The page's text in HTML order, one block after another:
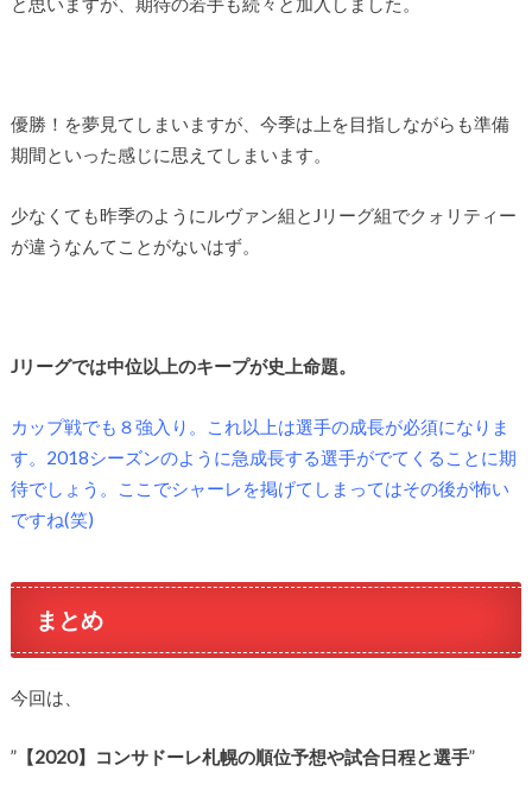
優勝！を夢見てしまいますが、今季は上を目指しながらも準備
期間といった感じに思えてしまいます。
少なくても昨季のようにルヴァン組とJリーグ組でクォリティー
が違うなんてことがないはず。
Jリーグでは中位以上のキープが史上命題。
カップ戦でも８強入り。これ以上は選手の成長が必須になりま
す。2018シーズンのように急成長する選手がでてくることに期
待でしょう。ここでシャーレを掲げてしまってはその後が怖い
ですね(笑)
まとめ
今回は、
”【2020】コンサドーレ札幌の順位予想や試合日程と選手”